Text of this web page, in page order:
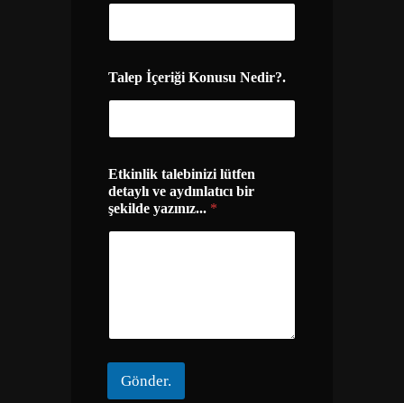
Talep İçeriği Konusu Nedir?.
K
o
n
u
?
Etkinlik talebinizi lütfen
detaylı ve aydınlatıcı bir
şekilde yazınız... *
Gönder.